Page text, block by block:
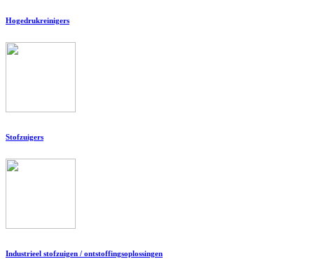
Hogedrukreinigers
Stofzuigers
Industrieel stofzuigen / ontstoffingsoplossingen